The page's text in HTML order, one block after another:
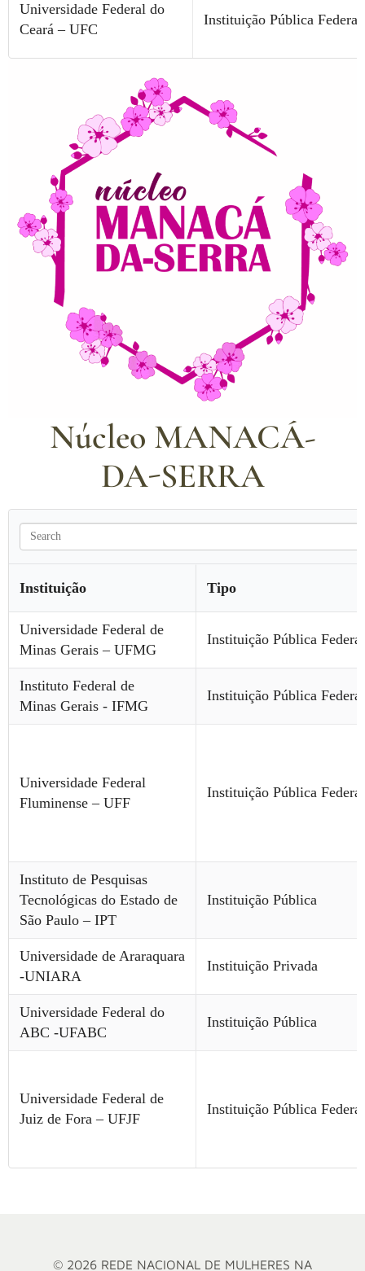
Universidade Federal do
Ceará – UFC
Instituição Pública Federal
Núcleo MANACÁ-
DA-SERRA
Instituição Tipo
Universidade Federal de
Minas Gerais – UFMG
Instituição Pública Federal
Instituto Federal de
Minas Gerais - IFMG
Instituição Pública Federal
Universidade Federal
Fluminense – UFF
Instituição Pública Federal
Instituto de Pesquisas
Tecnológicas do Estado de
São Paulo – IPT
Instituição Pública
Universidade de Araraquara
-UNIARA
Instituição Privada
Universidade Federal do
ABC -UFABC
Instituição Pública
Universidade Federal de
Juiz de Fora – UFJF
Instituição Pública Federal
© 2026 REDE NACIONAL DE MULHERES NA